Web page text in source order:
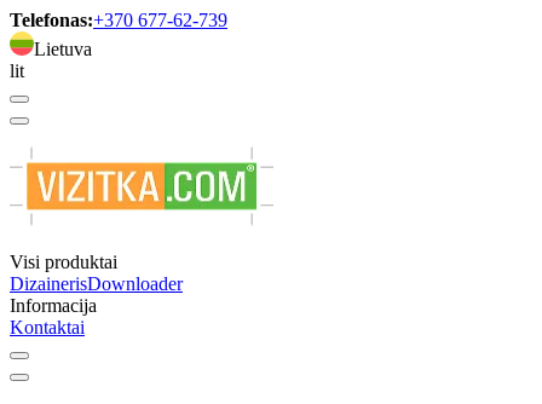
Telefonas:+370 677-62-739
Lietuva
lit
Visi produktai
DizainerisDownloader
Informacija
Kontaktai